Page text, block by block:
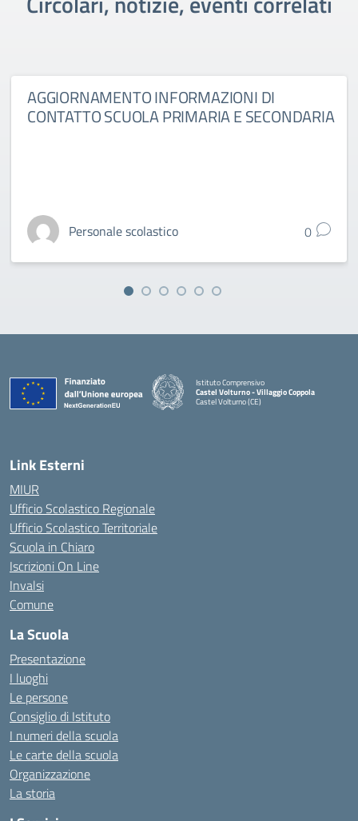
AGGIORNAMENTO INFORMAZIONI DI
CONTATTO SCUOLA PRIMARIA E SECONDARIA
Personale scolastico 0
Istituto Comprensivo
Castel Volturno - Villaggio Coppola
Castel Volturno (CE)
Link Esterni
MIUR
Ufficio Scolastico Regionale
Ufficio Scolastico Territoriale
Scuola in Chiaro
Iscrizioni On Line
Invalsi
Comune
La Scuola
Presentazione
I luoghi
Le persone
Consiglio di Istituto
I numeri della scuola
Le carte della scuola
Organizzazione
La storia